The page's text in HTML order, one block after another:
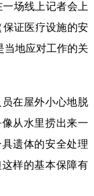
场线上记者会上
证医疗设施的安
当地应对工作的关
在屋外小心地脱
从水里捞出来一
遗体的安全处理
样的基本保障有